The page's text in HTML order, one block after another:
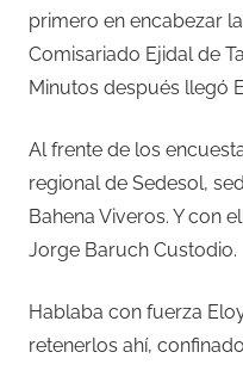
primero en encabezar
Comisariado Ejidal de
Minutos después llegó
Al frente de los
regional de Sedesol,
Bahena Viveros. Y con
Jorge Baruch Custodio.
Hablaba con fuerza
retenerlos ahí,